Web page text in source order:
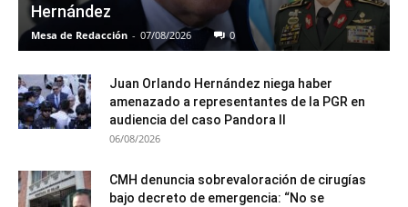
Hernández
Mesa de Redacción - 07/08/2026 0
Juan Orlando Hernández niega haber
amenazado a representantes de la PGR en
audiencia del caso Pandora II
06/08/2026
CMH denuncia sobrevaloración de cirugías
bajo decreto de emergencia: “No se